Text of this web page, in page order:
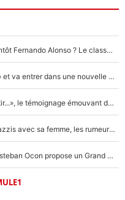
Max Verstappen, Lewis Hamilton… et bientôt Fernando Alonso ? Le classement des pilotes les mieux payés en Formule 1 risque de changer !
F1 - Alpine signe un accord «impensable» et va entrer dans une nouvelle dimension : Grande nouvelle pour Pierre Gasly !
F1 : « Je lui ai fait un câlin, puis j’ai dû partir...», le témoignage émouvant de Max Verstappen sur sa fille
F1 : Charles Leclerc surpris par les paparazzis avec sa femme, les rumeurs étaient vraies !
Comme pour le final du Tour de France, Esteban Ocon propose un Grand Prix de Formule 1 à Paris : «Autour de l’Arc de Triomphe, ce serait génial» !